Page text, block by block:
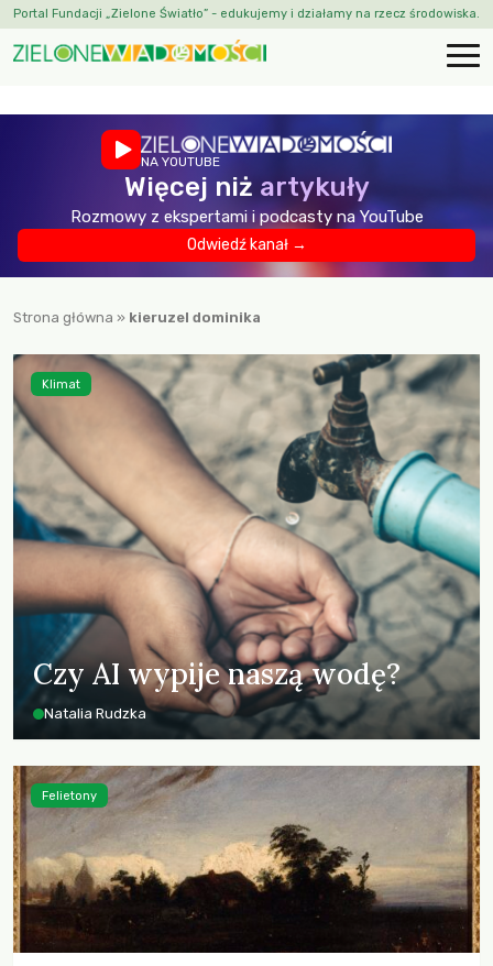
Portal Fundacji „Zielone Światło” - edukujemy i działamy na rzecz środowiska.
NA YOUTUBE
Więcej niż artykuły
Rozmowy z ekspertami i podcasty na YouTube
Odwiedź kanał →
Strona główna » kieruzel dominika
Czy AI wypije naszą wodę?
Natalia Rudzka
Klimat
Felietony